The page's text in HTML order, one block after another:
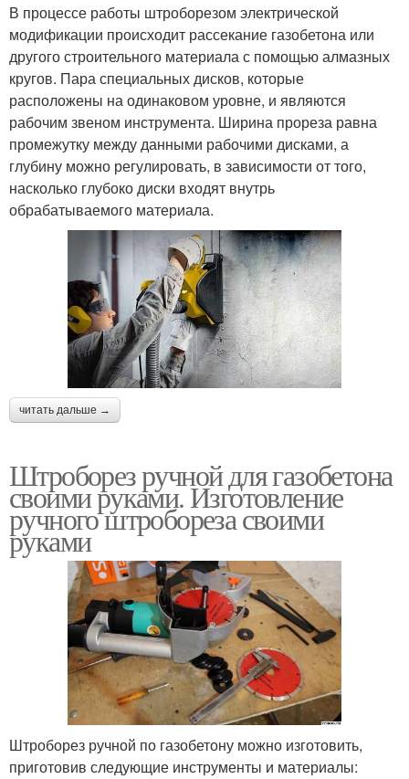
В процессе работы штроборезом электрической
модификации происходит рассекание газобетона или
другого строительного материала с помощью алмазных
кругов. Пара специальных дисков, которые
расположены на одинаковом уровне, и являются
рабочим звеном инструмента. Ширина прореза равна
промежутку между данными рабочими дисками, а
глубину можно регулировать, в зависимости от того,
насколько глубоко диски входят внутрь
обрабатываемого материала.
читать дальше →
Штроборез ручной для газобетона
своими руками. Изготовление
ручного штробореза своими
руками
Штроборез ручной по газобетону можно изготовить,
приготовив следующие инструменты и материалы: